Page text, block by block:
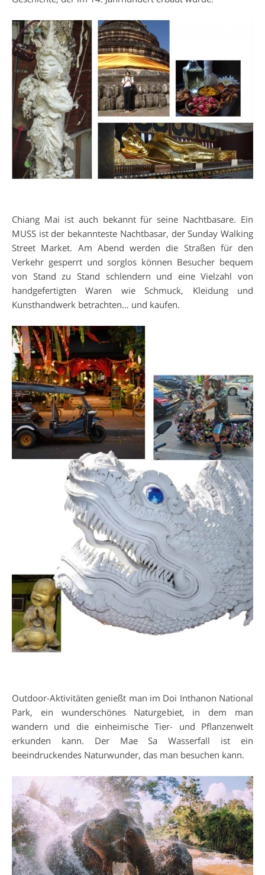
Chiang Mai ist auch bekannt für seine Nachtbasare. Ein
MUSS ist der bekannteste Nachtbasar, der Sunday Walking
Street Market. Am Abend werden die Straßen für den
Verkehr gesperrt und sorglos können Besucher bequem
von Stand zu Stand schlendern und eine Vielzahl von
handgefertigten Waren wie Schmuck, Kleidung und
Kunsthandwerk betrachten… und kaufen.
Outdoor-Aktivitäten genießt man im Doi Inthanon National
Park, ein wunderschönes Naturgebiet, in dem man
wandern und die einheimische Tier- und Pflanzenwelt
erkunden kann. Der Mae Sa Wasserfall ist ein
beeindruckendes Naturwunder, das man besuchen kann.